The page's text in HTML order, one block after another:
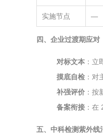
实施节点 —
四、企业过渡期应对
对标文本 ：
摸底自检 ：
补强评价 ：
备案衔接 ：
五、中科检测紫外线